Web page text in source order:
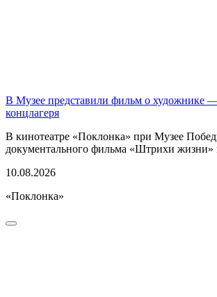
В Музее представили фильм о художнике
концлагеря
В кинотеатре «Поклонка» при Музее
документального фильма «Штрихи жизни»
10.08.2026
«Поклонка»